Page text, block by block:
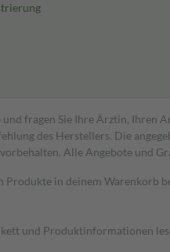
fragen Sie Ihre Ärztin,
des Herstellers. Die
Alle Angebote und
in deinem
und Produktinformationen